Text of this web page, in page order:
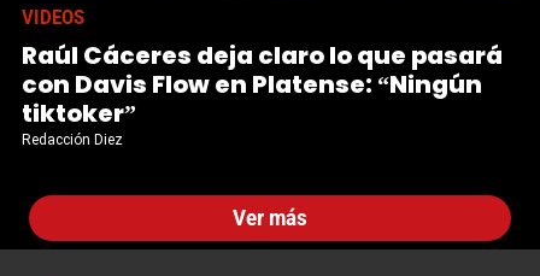
VIDEOS
Raúl Cáceres deja claro lo que pasará
con Davis Flow en Platense: “Ningún
tiktoker”
Redacción Diez
Ver más